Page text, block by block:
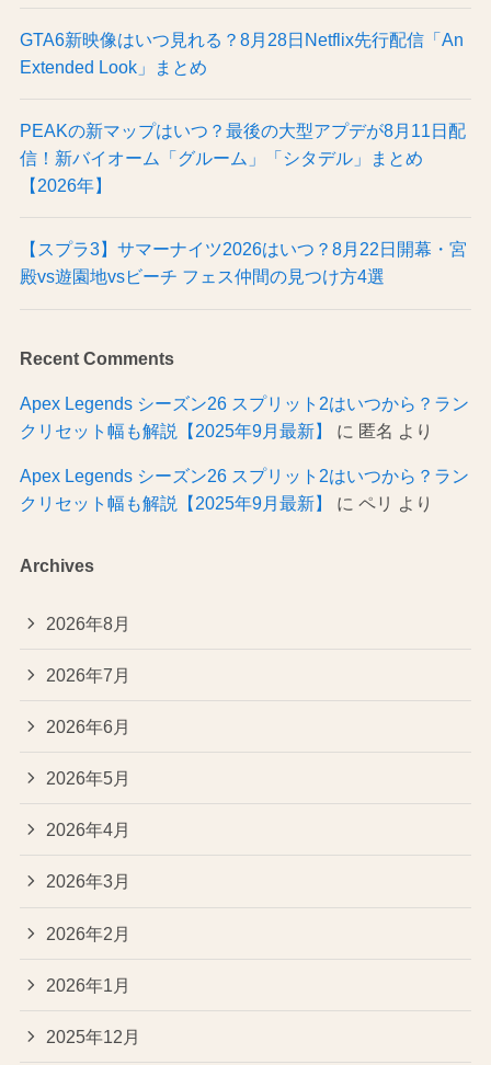
GTA6新映像はいつ見れる？8月28日Netflix先行配信「An
Extended Look」まとめ
PEAKの新マップはいつ？最後の大型アプデが8月11日配
信！新バイオーム「グルーム」「シタデル」まとめ
【2026年】
【スプラ3】サマーナイツ2026はいつ？8月22日開幕・宮
殿vs遊園地vsビーチ フェス仲間の見つけ方4選
Recent Comments
Apex Legends シーズン26 スプリット2はいつから？ラン
クリセット幅も解説【2025年9月最新】
に 匿名 より
Apex Legends シーズン26 スプリット2はいつから？ラン
クリセット幅も解説【2025年9月最新】
に ペリ より
Archives
2026年8月
2026年7月
2026年6月
2026年5月
2026年4月
2026年3月
2026年2月
2026年1月
2025年12月